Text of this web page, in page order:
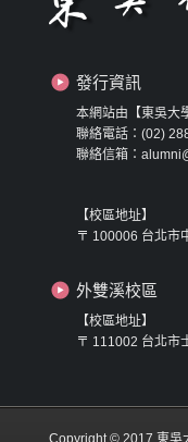
發行資訊
本網站由【東吳大
聯絡電話：(02)
聯絡信箱：
【校區地址】
〒 100006 台北市
外雙溪校區
【校區地址】
〒 111002 台北市
Copyright © 2017 東吳